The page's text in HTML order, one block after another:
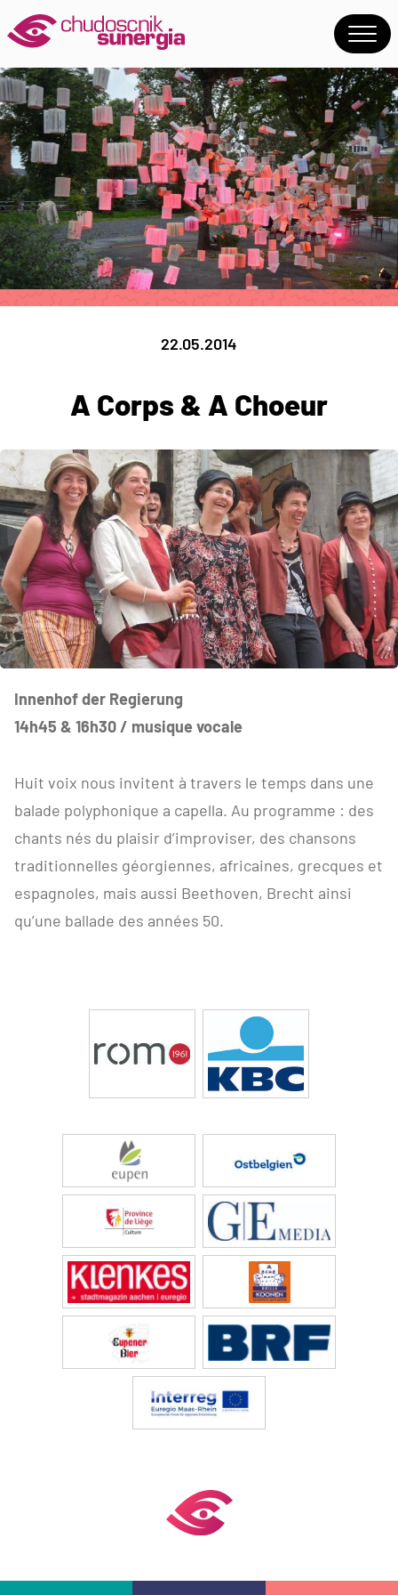
22.05.2014
A Corps & A Choeur
Innenhof der Regierung
14h45 & 16h30 / musique vocale
Huit voix nous invitent à travers le temps dans une
balade polyphonique a capella. Au programme : des
chants nés du plaisir d’improviser, des chansons
traditionnelles géorgiennes, africaines, grecques et
espagnoles, mais aussi Beethoven, Brecht ainsi
qu’une ballade des années 50.